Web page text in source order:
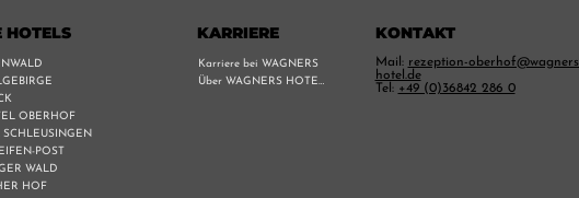
KARRIERE
HOTELS KONTAKT
Karriere bei WAGNERS
Über WAGNERS HOTELS
OBERHOF
POST
WALD
HOF
Mail: rezeption-
hotel.de
Tel: +49 (0)36842 286 0